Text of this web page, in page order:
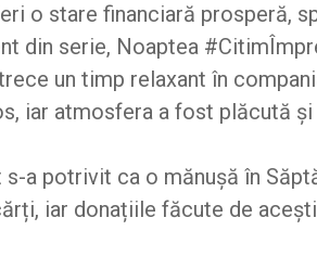
o stare financiară prosperă,
din serie, Noaptea
un timp relaxant în
iar atmosfera a fost plăcută
a potrivit ca o mănușă în
iar donațiile făcute de